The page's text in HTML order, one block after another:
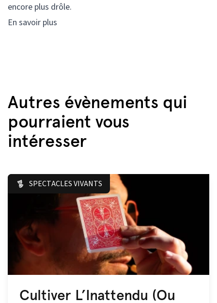
encore plus drôle.
En savoir plus
Autres évènements qui
pourraient vous
intéresser
SPECTACLES VIVANTS
Cultiver L’Inattendu (Ou